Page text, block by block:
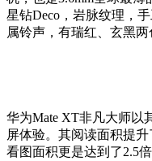
星钻Deco，岩脉纹理，
属铃声，有瑞红、玄黑两
华为Mate XT非凡大师以
屏体验。其阅读面积提
看图面积更是达到了2.5